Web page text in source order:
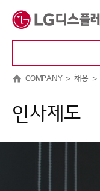
COMPANY 채용
인사제도